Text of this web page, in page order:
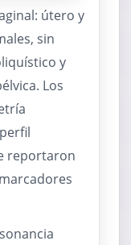
útero y
sin
y
Los
reportaron